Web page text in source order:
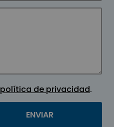
política de privacidad.